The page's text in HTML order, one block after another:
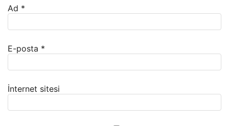
Ad *
E-posta *
İnternet sitesi